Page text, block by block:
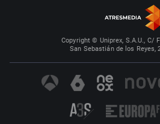
Copyright © Uniprex, S.A.U., C/
San Sebastián de los Reyes,